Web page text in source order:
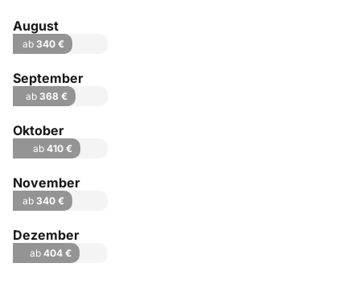
August
ab 340 €
September
ab 368 €
Oktober
ab 410 €
November
ab 340 €
Dezember
ab 404 €